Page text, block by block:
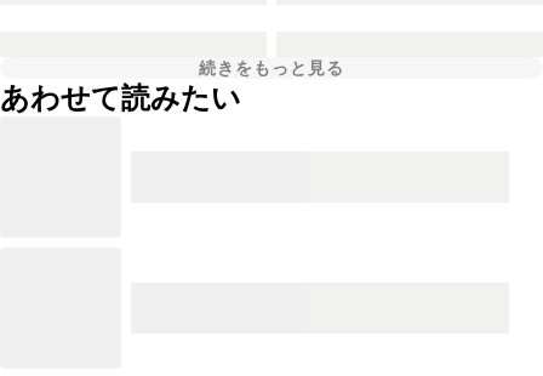
続きをもっと見る
あわせて読みたい